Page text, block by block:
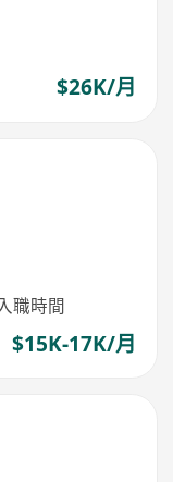
$26K/月
職時間
$15K-17K/月